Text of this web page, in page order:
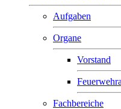
Aufgaben
Organe
Vorstand
Fachbereiche